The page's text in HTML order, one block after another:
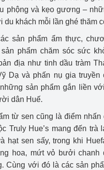
phộng và kẹo gương –
du khách mỗi lần ghé thăm
sản phẩm ẩm thực,
phẩm chăm sóc sức
địa như tinh dầu tràm
Dạ và phấn nụ gia truyền
sản phẩm gắn liền
dân Huế.
từ sen cũng là điểm nhấn
Truly Hue’s mang đến trà
hạt sen sấy, trong khi
hoa, mứt vỏ bưởi chanh
Cùng với đó là các sản